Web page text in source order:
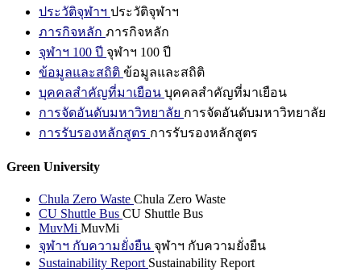
ประวัติจุฬาฯ ประวัติจุฬาฯ
ภารกิจหลัก ภารกิจหลัก
จุฬาฯ 100 ปี จุฬาฯ 100 ปี
ข้อมูลและสถิติ ข้อมูลและสถิติ
บุคคลสำคัญที่มาเยือน บุคคลสำคัญที่มาเยือน
การจัดอันดับมหาวิทยาลัย การจัดอันดับมหาวิทยาลัย
การรับรองหลักสูตร การรับรองหลักสูตร
Green University
Chula Zero Waste Chula Zero Waste
CU Shuttle Bus CU Shuttle Bus
MuvMi MuvMi
จุฬาฯ กับความยั่งยืน จุฬาฯ กับความยั่งยืน
Sustainability Report Sustainability Report